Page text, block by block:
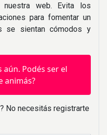
web. Evita los
para fomentar un
se sientan cómodos y
Podés ser el
animás?
No necesitás registrarte